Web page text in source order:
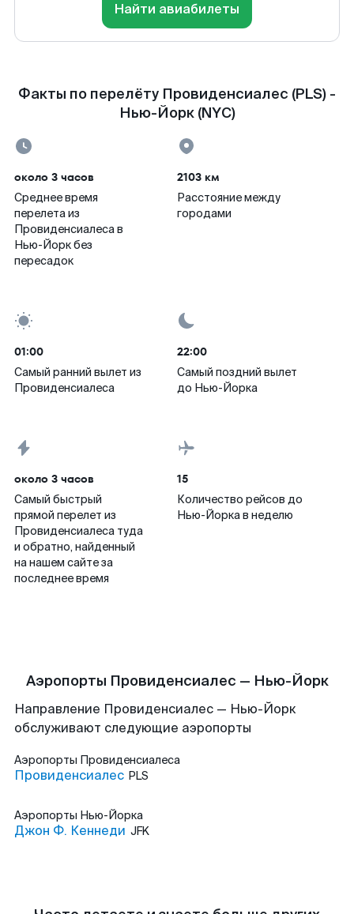
Найти авиабилеты
Факты по перелёту Провиденсиалес (PLS) -
Нью-Йорк (NYC)
около 3 часов
Среднее время
перелета из
Провиденсиалеса в
Нью-Йорк без
пересадок
2103 км
Расстояние между
городами
01:00
Самый ранний вылет из
Провиденсиалеса
22:00
Самый поздний вылет
до Нью-Йорка
около 3 часов
Самый быстрый
прямой перелет из
Провиденсиалеса туда
и обратно, найденный
на нашем сайте за
последнее время
15
Количество рейсов до
Нью-Йорка в неделю
Аэропорты Провиденсиалес — Нью-Йорк
Направление Провиденсиалес — Нью-Йорк
обслуживают следующие аэропорты
Аэропорты Провиденсиалеса
Провиденсиалес PLS
Аэропорты Нью-Йорка
Джон Ф. Кеннеди JFK